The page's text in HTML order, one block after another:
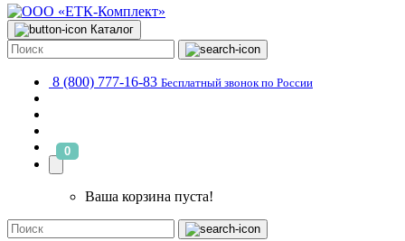
Каталог
8 (800) 777-16-83 Бесплатный звонок по России
0
Ваша корзина пуста!